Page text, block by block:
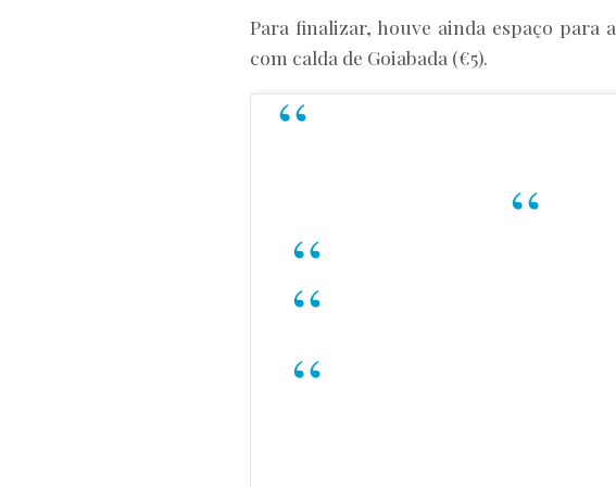
Para finalizar, houve ainda espaço para a
com calda de Goiabada (€5).